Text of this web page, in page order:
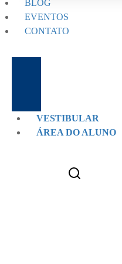
BLOG
EVENTOS
CONTATO
VESTIBULAR
ÁREA DO ALUNO